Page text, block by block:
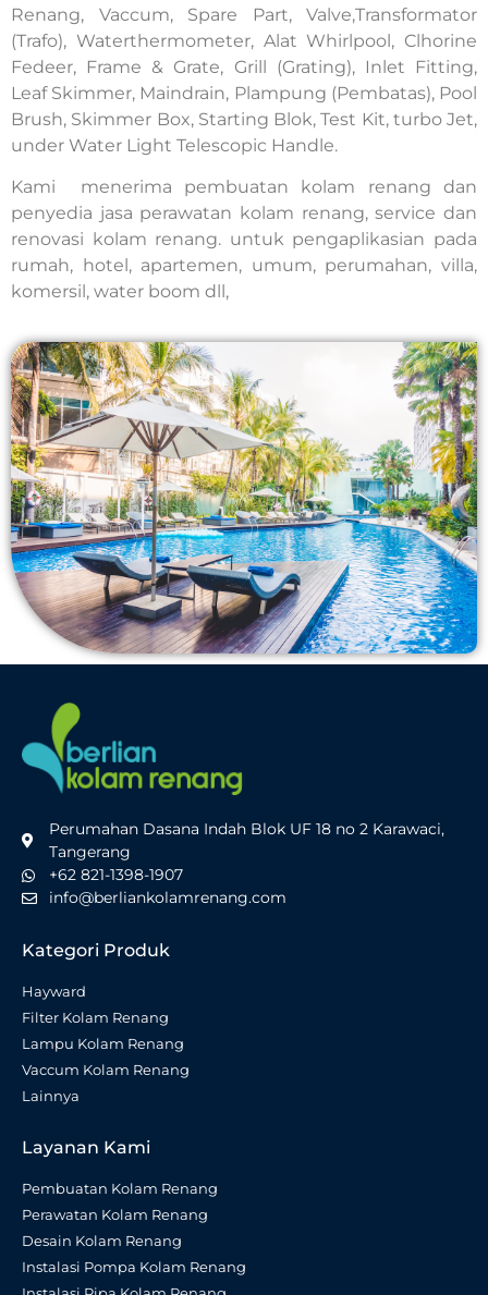
Renang, Vaccum, Spare Part, Valve,Transformator
(Trafo), Waterthermometer, Alat Whirlpool, Clhorine
Fedeer, Frame & Grate, Grill (Grating), Inlet Fitting,
Leaf Skimmer, Maindrain, Plampung (Pembatas), Pool
Brush, Skimmer Box, Starting Blok, Test Kit, turbo Jet,
under Water Light Telescopic Handle.
Kami menerima pembuatan kolam renang dan
penyedia jasa perawatan kolam renang, service dan
renovasi kolam renang. untuk pengaplikasian pada
rumah, hotel, apartemen, umum, perumahan, villa,
komersil, water boom dll,
Perumahan Dasana Indah Blok UF 18 no 2 Karawaci,
Tangerang
+62 821-1398-1907
info@berliankolamrenang.com
Kategori Produk
Hayward
Filter Kolam Renang
Lampu Kolam Renang
Vaccum Kolam Renang
Lainnya
Layanan Kami
Pembuatan Kolam Renang
Perawatan Kolam Renang
Desain Kolam Renang
Instalasi Pompa Kolam Renang